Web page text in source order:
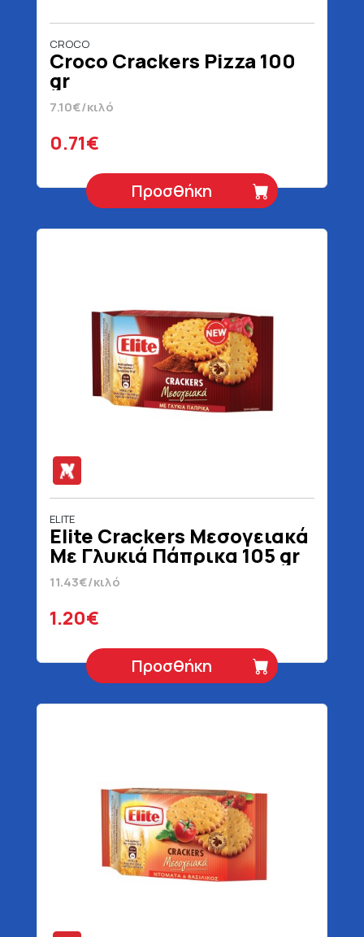
CROCO
Croco Crackers Pizza 100
gr
7.10€/κιλό
0.71€
Προσθήκη
ELITE
Elite Crackers Μεσογειακά
Με Γλυκιά Πάπρικα 105 gr
11.43€/κιλό
1.20€
Προσθήκη